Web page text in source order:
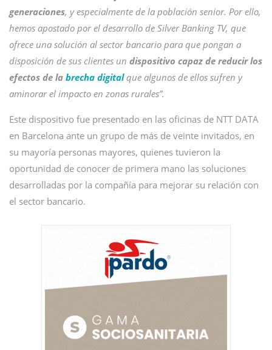
generaciones, y especialmente de la población senior. Por ello,
hemos apostado por el desarrollo de Silver Banking TV, que
ofrece una solución al sector bancario para que pongan a
disposición de sus clientes un dispositivo capaz de reducir los
efectos de la brecha digital que algunos de ellos sufren y
aminorar el impacto en zonas rurales”.
Este dispositivo fue presentado en las oficinas de NTT DATA
en Barcelona ante un grupo de más de veinte invitados, en
su mayoría personas mayores, quienes tuvieron la
oportunidad de conocer de primera mano las soluciones
desarrolladas por la compañía para mejorar su relación con
el sector bancario.